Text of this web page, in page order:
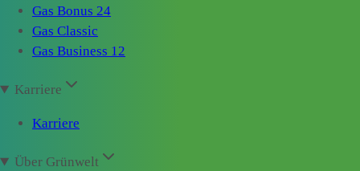
Gas Bonus 24
Gas Classic
Gas Business 12
Karriere
Karriere
Über Grünwelt